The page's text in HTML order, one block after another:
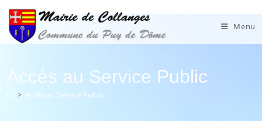
Skip
content
Menu
Accès au Service Public
> Accès au Service Public